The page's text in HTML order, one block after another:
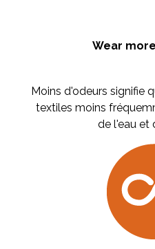
Wear
Moins d'odeurs signifie
textiles moins
de l'eau et